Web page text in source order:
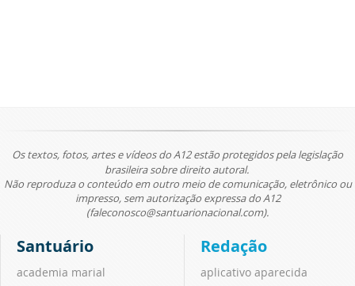
Os textos, fotos, artes e vídeos do A12 estão protegidos pela legislação
brasileira sobre direito autoral.
Não reproduza o conteúdo em outro meio de comunicação, eletrônico ou
impresso, sem autorização expressa do A12
(faleconosco@santuarionacional.com).
Santuário
academia marial
Redação
aplicativo aparecida